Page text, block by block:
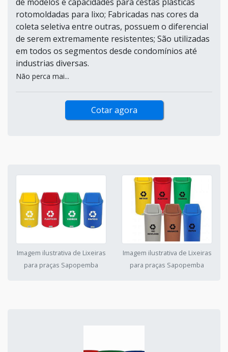
rotomoldadas para lixo; Fabricadas nas cores da
coleta seletiva entre outras, possuem o diferencial
de serem extremamente resistentes; São utilizadas
em todos os segmentos desde condomínios até
industrias diversas.
Não perca mai...
Cotar agora
Imagem ilustrativa de Lixeiras
para praças Sapopemba
Imagem ilustrativa de Lixeiras
para praças Sapopemba